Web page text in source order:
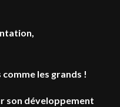
comme les grands !
son développement